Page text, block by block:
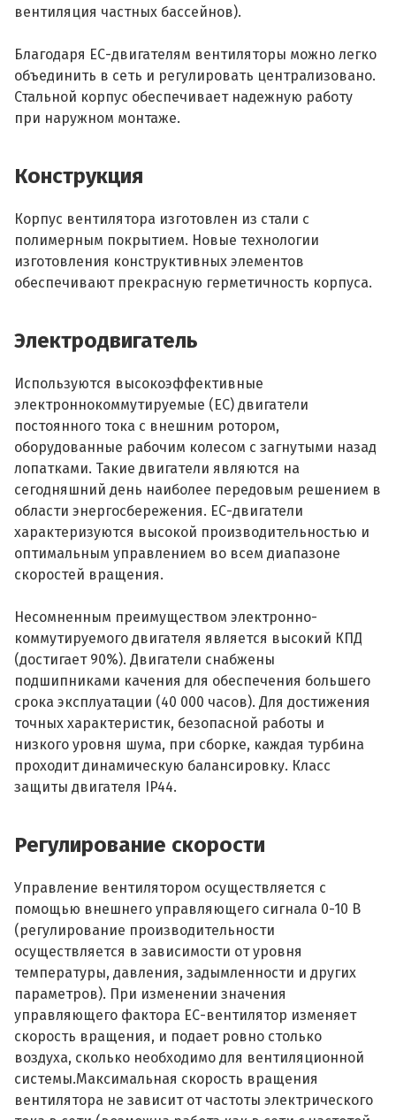
вентиляция частных бассейнов).
Благодаря ЕС-двигателям вентиляторы можно легко
объединить в сеть и регулировать централизовано.
Стальной корпус обеспечивает надежную работу
при наружном монтаже.
Конструкция
Корпус вентилятора изготовлен из стали с
полимерным покрытием. Новые технологии
изготовления конструктивных элементов
обеспечивают прекрасную герметичность корпуса.
Электродвигатель
Используются высокоэффективные
электроннокоммутируемые (ЕС) двигатели
постоянного тока с внешним ротором,
оборудованные рабочим колесом с загнутыми назад
лопатками. Такие двигатели являются на
сегодняшний день наиболее передовым решением в
области энергосбережения. ЕС-двигатели
характеризуются высокой производительностью и
оптимальным управлением во всем диапазоне
скоростей вращения.
Несомненным преимуществом электронно-
коммутируемого двигателя является высокий КПД
(достигает 90%). Двигатели снабжены
подшипниками качения для обеспечения большего
срока эксплуатации (40 000 часов). Для достижения
точных характеристик, безопасной работы и
низкого уровня шума, при сборке, каждая турбина
проходит динамическую балансировку. Класс
защиты двигателя IP44.
Регулирование скорости
Управление вентилятором осуществляется с
помощью внешнего управляющего сигнала 0-10 В
(регулирование производительности
осуществляется в зависимости от уровня
температуры, давления, задымленности и других
параметров). При изменении значения
управляющего фактора ЕС-вентилятор изменяет
скорость вращения, и подает ровно столько
воздуха, сколько необходимо для вентиляционной
системы.Максимальная скорость вращения
вентилятора не зависит от частоты электрического